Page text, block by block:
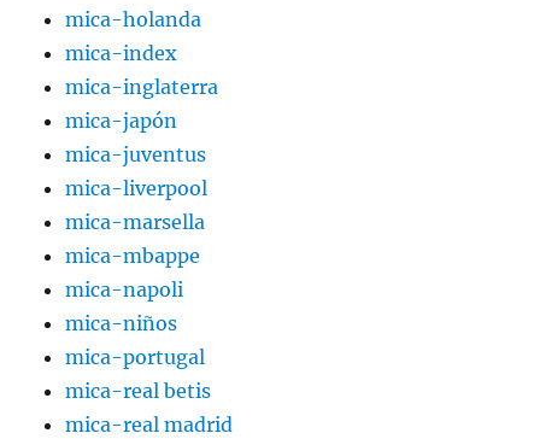
mica-holanda
mica-index
mica-inglaterra
mica-japón
mica-juventus
mica-liverpool
mica-marsella
mica-mbappe
mica-napoli
mica-niños
mica-portugal
mica-real betis
mica-real madrid